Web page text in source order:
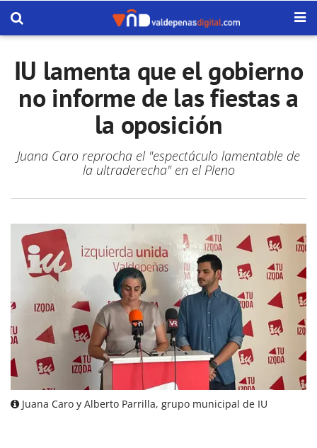
IU lamenta que el gobierno
no informe de las fiestas a
la oposición
Juana Caro reprocha el "espectáculo lamentable de
la ultraderecha" en el Pleno
Juana Caro y Alberto Parrilla, grupo municipal de IU